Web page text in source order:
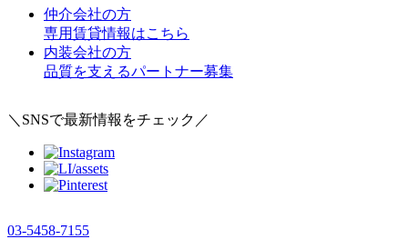
仲介会社の方
専用賃貸情報はこちら
内装会社の方
品質を支えるパートナー募集
＼SNSで最新情報をチェック／
03-5458-7155